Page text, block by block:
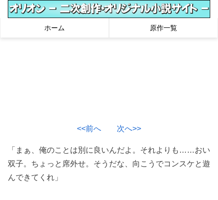
ホーム 原作一覧
<<前へ 次へ>>
「まぁ、俺のことは別に良いんだよ。それよりも……おい
双子。ちょっと席外せ。そうだな、向こうでコンスケと遊
んできてくれ」